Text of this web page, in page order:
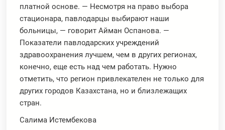
платной основе. — Несмотря на право выбора
стационара, павлодарцы выбирают наши
больницы, — говорит Айман Оспанова. —
Показатели павлодарских учреждений
здравоохранения лучшем, чем в других регионах,
конечно, еще есть над чем работать. Нужно
отметить, что регион привлекателен не только для
других городов Казахстана, но и близлежащих
стран.
Салима Истембекова